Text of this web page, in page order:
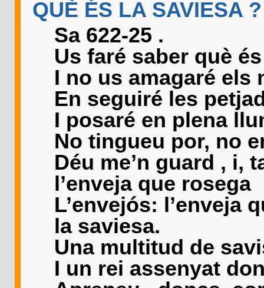
QUÈ ÉS LA SAVIESA ?
Sa 622-25 .
Us faré saber què
I no us amagaré els
En seguiré les
I posaré en plena
No tingueu por, no
Déu me’n guard , i,
l’enveja que rosega
L’envejós: l’enveja
la saviesa.
Una multitud de
I un rei assenyat